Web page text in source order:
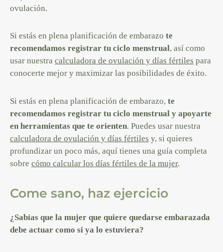
ovulación.
Si estás en plena planificación de embarazo te
recomendamos registrar tu ciclo menstrual, así como
usar nuestra calculadora de ovulación y días fértiles para
conocerte mejor y maximizar las posibilidades de éxito.
Si estás en plena planificación de embarazo, te
recomendamos registrar tu ciclo menstrual y apoyarte
en herramientas que te orienten. Puedes usar nuestra
calculadora de ovulación y días fértiles y, si quieres
profundizar un poco más, aquí tienes una guía completa
sobre cómo calcular los días fértiles de la mujer.
Come sano, haz ejercicio
¿Sabías que la mujer que quiere quedarse embarazada
debe actuar como si ya lo estuviera?